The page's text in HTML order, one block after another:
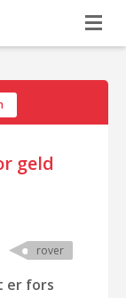
geld
rover
er fors